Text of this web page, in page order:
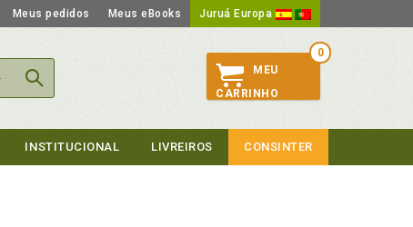
Meus pedidos Meus eBooks Juruá Europa
0
MEU
CARRINHO
INSTITUCIONAL LIVREIROS CONSINTER